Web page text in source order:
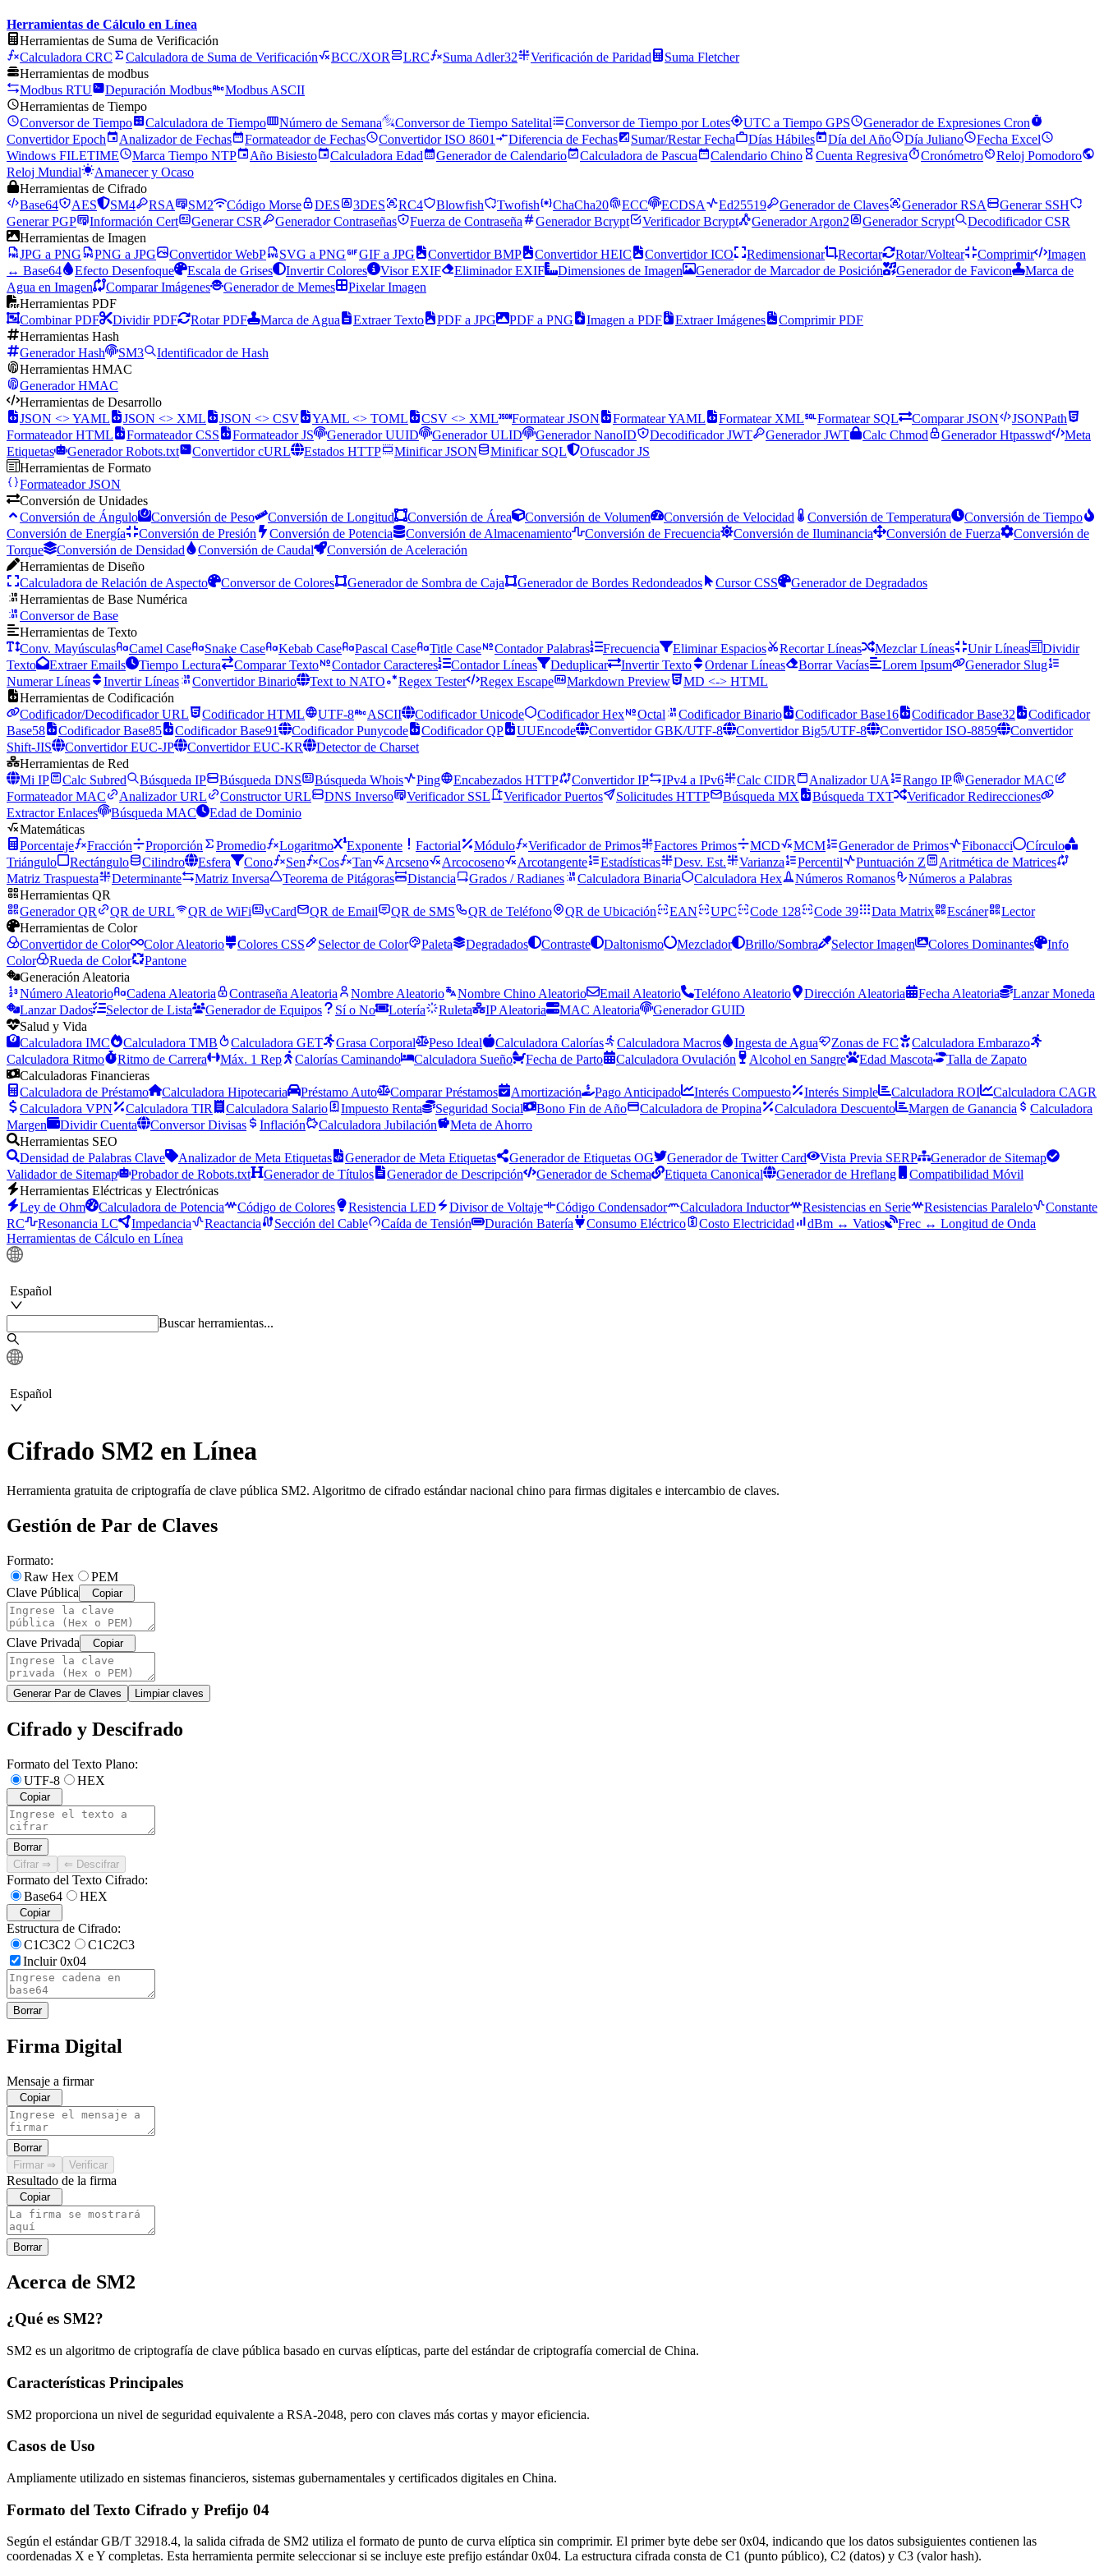
Herramientas de Cálculo en Línea
Herramientas de Suma de Verificación
Calculadora CRC
Calculadora de Suma de Verificación BCC/XOR LRC Suma Adler32 Verificación de Paridad
Suma Fletcher
Herramientas de modbus
Modbus RTU
Depuración Modbus
Modbus ASCII
Herramientas de Tiempo
Conversor de Tiempo
Calculadora de Tiempo Número de Semana Conversor de Tiempo Satelital Conversor de Tiempo por Lotes UTC a Tiempo GPS
Generador de Expresiones Cron
Convertidor Epoch
Analizador de Fechas Formateador de Fechas Convertidor ISO 8601 Diferencia de Fechas Sumar/Restar Fecha Días Hábiles Día del Año Día Juliano
Fecha Excel
Windows FILETIME
Marca Tiempo NTP Año Bisiesto Calculadora Edad Generador de Calendario Calculadora de Pascua Calendario Chino Cuenta Regresiva Cronómetro
Reloj Pomodoro
Reloj Mundial
Amanecer y Ocaso
Herramientas de Cifrado
Base64
AES SM4 RSA SM2 Código Morse DES 3DES RC4 Blowfish Twofish ChaCha20 ECC ECDSA Ed25519 Generador de Claves Generador RSA
Generar SSH
Generar PGP
Información Cert Generar CSR Generador Contraseñas Fuerza de Contraseña Generador Bcrypt Verificador Bcrypt Generador Argon2 Generador Scrypt
Decodificador CSR
Herramientas de Imagen
JPG a PNG
PNG a JPG Convertidor WebP SVG a PNG GIF a JPG Convertidor BMP Convertidor HEIC Convertidor ICO Redimensionar Recortar Rotar/Voltear Comprimir
Imagen
↔ Base64
Efecto Desenfoque Escala de Grises Invertir Colores Visor EXIF Eliminador EXIF Dimensiones de Imagen Generador de Marcador de Posición Generador de Favicon
Marca de
Agua en Imagen
Comparar Imágenes Generador de Memes
Pixelar Imagen
Herramientas PDF
Combinar PDF
Dividir PDF Rotar PDF Marca de Agua Extraer Texto PDF a JPG PDF a PNG Imagen a PDF Extraer Imágenes
Comprimir PDF
Herramientas Hash
Generador Hash
SM3
Identificador de Hash
Herramientas HMAC
Generador HMAC
Herramientas de Desarrollo
JSON <> YAML
JSON <> XML JSON <> CSV YAML <> TOML CSV <> XML Formatear JSON Formatear YAML Formatear XML Formatear SQL Comparar JSON
JSONPath
Formateador HTML
Formateador CSS Formateador JS Generador UUID Generador ULID Generador NanoID Decodificador JWT Generador JWT Calc Chmod Generador Htpasswd
Meta
Etiquetas
Generador Robots.txt Convertidor cURL Estados HTTP Minificar JSON Minificar SQL
Ofuscador JS
Herramientas de Formato
Formateador JSON
Conversión de Unidades
Conversión de Ángulo
Conversión de Peso Conversión de Longitud Conversión de Área Conversión de Volumen Conversión de Velocidad Conversión de Temperatura
Conversión de Tiempo
Conversión de Energía
Conversión de Presión Conversión de Potencia Conversión de Almacenamiento Conversión de Frecuencia Conversión de Iluminancia Conversión de Fuerza
Conversión de
Torque
Conversión de Densidad Conversión de Caudal
Conversión de Aceleración
Herramientas de Diseño
Calculadora de Relación de Aspecto
Conversor de Colores Generador de Sombra de Caja Generador de Bordes Redondeados Cursor CSS
Generador de Degradados
Herramientas de Base Numérica
Conversor de Base
Herramientas de Texto
Conv. Mayúsculas
Camel Case Snake Case Kebab Case Pascal Case Title Case Contador Palabras Frecuencia Eliminar Espacios Recortar Líneas Mezclar Líneas Unir Líneas
Dividir
Texto
Extraer Emails Tiempo Lectura Comparar Texto Contador Caracteres Contador Líneas Deduplicar Invertir Texto Ordenar Líneas Borrar Vacías Lorem Ipsum
Generador Slug
Numerar Líneas
Invertir Líneas Convertidor Binario Text to NATO Regex Tester Regex Escape Markdown Preview
MD <-> HTML
Herramientas de Codificación
Codificador/Decodificador URL
Codificador HTML UTF-8 ASCII Codificador Unicode Codificador Hex Octal Codificador Binario Codificador Base16 Codificador Base32
Codificador
Base58
Codificador Base85 Codificador Base91 Codificador Punycode Codificador QP UUEncode Convertidor GBK/UTF-8 Convertidor Big5/UTF-8 Convertidor ISO-8859
Convertidor
Shift-JIS
Convertidor EUC-JP Convertidor EUC-KR
Detector de Charset
Herramientas de Red
Mi IP
Calc Subred Búsqueda IP Búsqueda DNS Búsqueda Whois Ping Encabezados HTTP Convertidor IP IPv4 a IPv6 Calc CIDR Analizador UA Rango IP
Generador MAC
Formateador MAC
Analizador URL Constructor URL DNS Inverso Verificador SSL Verificador Puertos Solicitudes HTTP Búsqueda MX Búsqueda TXT
Verificador Redirecciones
Extractor Enlaces
Búsqueda MAC
Edad de Dominio
Matemáticas
Porcentaje
Fracción Proporción Promedio Logaritmo Exponente Factorial Módulo Verificador de Primos Factores Primos MCD MCM Generador de Primos Fibonacci
Círculo
Triángulo
Rectángulo Cilindro Esfera Cono Sen Cos Tan Arcseno Arcocoseno Arcotangente Estadísticas Desv. Est. Varianza Percentil Puntuación Z
Aritmética de Matrices
Matriz Traspuesta
Determinante Matriz Inversa Teorema de Pitágoras Distancia Grados / Radianes Calculadora Binaria Calculadora Hex Números Romanos
Números a Palabras
Herramientas QR
Generador QR
QR de URL QR de WiFi vCard QR de Email QR de SMS QR de Teléfono QR de Ubicación EAN UPC Code 128 Code 39 Data Matrix Escáner
Lector
Herramientas de Color
Convertidor de Color
Color Aleatorio Colores CSS Selector de Color Paleta Degradados Contraste Daltonismo Mezclador Brillo/Sombra Selector Imagen Colores Dominantes
Info
Color
Rueda de Color
Pantone
Generación Aleatoria
Número Aleatorio
Cadena Aleatoria Contraseña Aleatoria Nombre Aleatorio Nombre Chino Aleatorio Email Aleatorio Teléfono Aleatorio Dirección Aleatoria Fecha Aleatoria
Lanzar Moneda
Lanzar Dados
Selector de Lista Generador de Equipos Sí o No Lotería Ruleta IP Aleatoria MAC Aleatoria
Generador GUID
Salud y Vida
Calculadora IMC
Calculadora TMB Calculadora GET Grasa Corporal Peso Ideal Calculadora Calorías Calculadora Macros Ingesta de Agua Zonas de FC
Calculadora Embarazo
Calculadora Ritmo
Ritmo de Carrera Máx. 1 Rep Calorías Caminando Calculadora Sueño Fecha de Parto Calculadora Ovulación Alcohol en Sangre Edad Mascota
Talla de Zapato
Calculadoras Financieras
Calculadora de Préstamo
Calculadora Hipotecaria Préstamo Auto Comparar Préstamos Amortización Pago Anticipado Interés Compuesto Interés Simple Calculadora ROI
Calculadora CAGR
Calculadora VPN
Calculadora TIR Calculadora Salario Impuesto Renta Seguridad Social Bono Fin de Año Calculadora de Propina Calculadora Descuento Margen de Ganancia
Calculadora
Margen
Dividir Cuenta Conversor Divisas Inflación Calculadora Jubilación
Meta de Ahorro
Herramientas SEO
Densidad de Palabras Clave
Analizador de Meta Etiquetas Generador de Meta Etiquetas Generador de Etiquetas OG Generador de Twitter Card Vista Previa SERP
Generador de Sitemap
Validador de Sitemap
Probador de Robots.txt Generador de Títulos Generador de Descripción Generador de Schema Etiqueta Canonical Generador de Hreflang
Compatibilidad Móvil
Herramientas Eléctricas y Electrónicas
Ley de Ohm
Calculadora de Potencia Código de Colores Resistencia LED Divisor de Voltaje Código Condensador Calculadora Inductor Resistencias en Serie Resistencias Paralelo
Constante
RC
Resonancia LC Impedancia Reactancia Sección del Cable Caída de Tensión Duración Batería Consumo Eléctrico Costo Electricidad dBm ↔ Vatios
Frec ↔ Longitud de Onda
Herramientas de Cálculo en Línea
Español
Buscar herramientas...
Español
Cifrado SM2 en Línea
Herramienta gratuita de criptografía de clave pública SM2. Algoritmo de cifrado estándar nacional chino para firmas digitales e intercambio de claves.
Gestión de Par de Claves
Formato:
Raw Hex
PEM
Clave Pública
Copiar
Clave Privada Copiar
Generar Par de Claves Limpiar claves
Cifrado y Descifrado
Formato del Texto Plano:
UTF-8
HEX
Copiar
Borrar
Cifrar ⇒ ⇐ Descifrar
Formato del Texto Cifrado:
Base64
HEX
Copiar
Estructura de Cifrado:
C1C3C2
C1C2C3
Incluir 0x04
Borrar
Firma Digital
Mensaje a firmar
Copiar
Borrar
Firmar ⇒ Verificar
Resultado de la firma
Copiar
Borrar
Acerca de SM2
¿Qué es SM2?
SM2 es un algoritmo de criptografía de clave pública basado en curvas elípticas, parte del estándar de criptografía comercial de China.
Características Principales
SM2 proporciona un nivel de seguridad equivalente a RSA-2048, pero con claves más cortas y mayor eficiencia.
Casos de Uso
Ampliamente utilizado en sistemas financieros, sistemas gubernamentales y certificados digitales en China.
Formato del Texto Cifrado y Prefijo 04
Según el estándar GB/T 32918.4, la salida cifrada de SM2 utiliza el formato de punto de curva elíptica sin comprimir. El primer byte debe ser 0x04, indicando que los datos subsiguientes contienen las
coordenadas X e Y completas. Esta herramienta permite seleccionar si se incluye este prefijo estándar 0x04. La estructura cifrada consta de C1 (punto público), C2 (datos) y C3 (valor hash).